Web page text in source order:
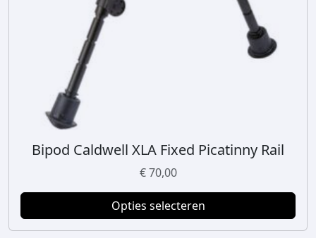
Bipod Caldwell XLA Fixed Picatinny Rail
€70,00
Opties selecteren
p
r
o